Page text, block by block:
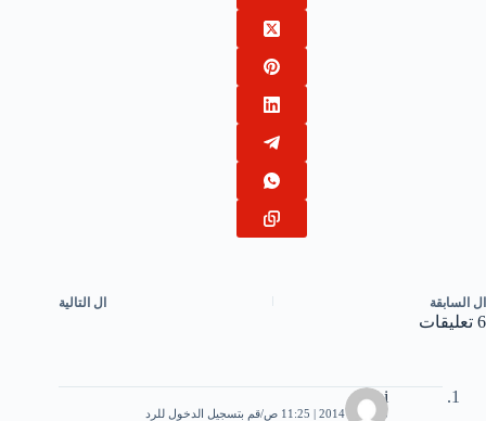
ال السابقة ال التالية
6 تعليقات
larbi
28 يناير، 2014 | 11:25 ص قم بتسجيل الدخول للرد